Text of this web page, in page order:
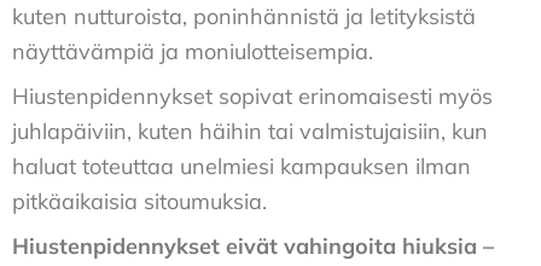
kuten nutturoista, poninhännistä ja letityksistä
näyttävämpiä ja moniulotteisempia.
Hiustenpidennykset sopivat erinomaisesti myös
juhlapäiviin, kuten häihin tai valmistujaisiin, kun
haluat toteuttaa unelmiesi kampauksen ilman
pitkäaikaisia sitoumuksia.
Hiustenpidennykset eivät vahingoita hiuksia –